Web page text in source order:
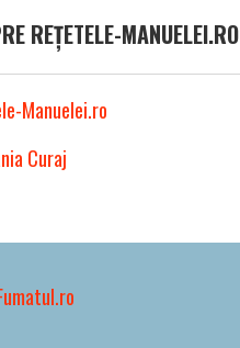
REȚETELE-MANUELEI.RO